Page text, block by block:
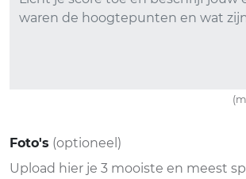
Foto's (optioneel)
Upload hier je 3 mooiste en meest